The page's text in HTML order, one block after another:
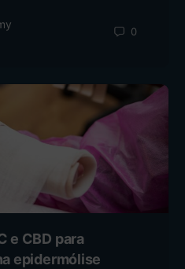
0
e CBD para
epidermólise